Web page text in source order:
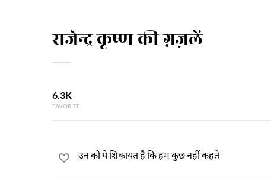
राजेन्द्र कृष्ण की ग़ज़लें
6.3K
FAVORITE
उन को ये शिकायत है कि हम कुछ नहीं कहते